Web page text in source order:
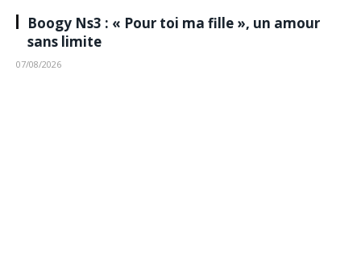
Boogy Ns3 : « Pour toi ma fille », un amour
sans limite
07/08/2026